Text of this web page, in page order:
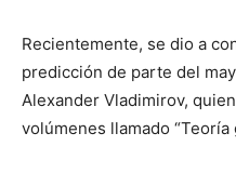
Recientemente, se dio a
predicción de parte del
Alexander Vladimirov,
volúmenes llamado “Teoría